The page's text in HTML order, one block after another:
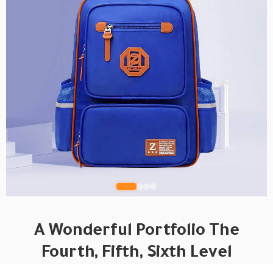
A Wonderful Portfolio The
Fourth, Fifth, Sixth Level